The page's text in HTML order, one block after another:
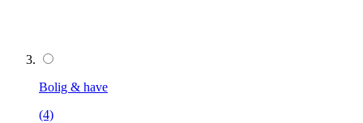
Bolig & have
(4)